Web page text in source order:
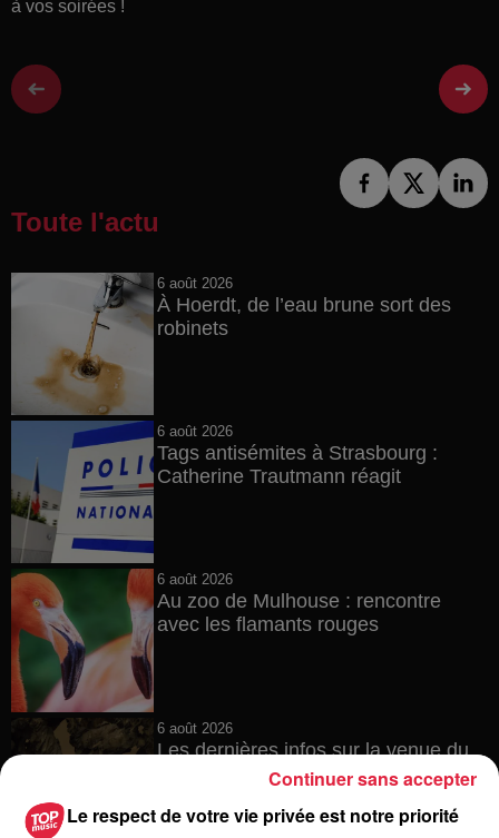
à vos soirées !
Toute l'actu
6 août 2026
À Hoerdt, de l’eau brune sort des
robinets
6 août 2026
Tags antisémites à Strasbourg :
Catherine Trautmann réagit
6 août 2026
Au zoo de Mulhouse : rencontre
avec les flamants rouges
6 août 2026
Les dernières infos sur la venue du
pape à Metz en septembre
Le respect de votre vie privée est notre priorité
Continuer sans accepter